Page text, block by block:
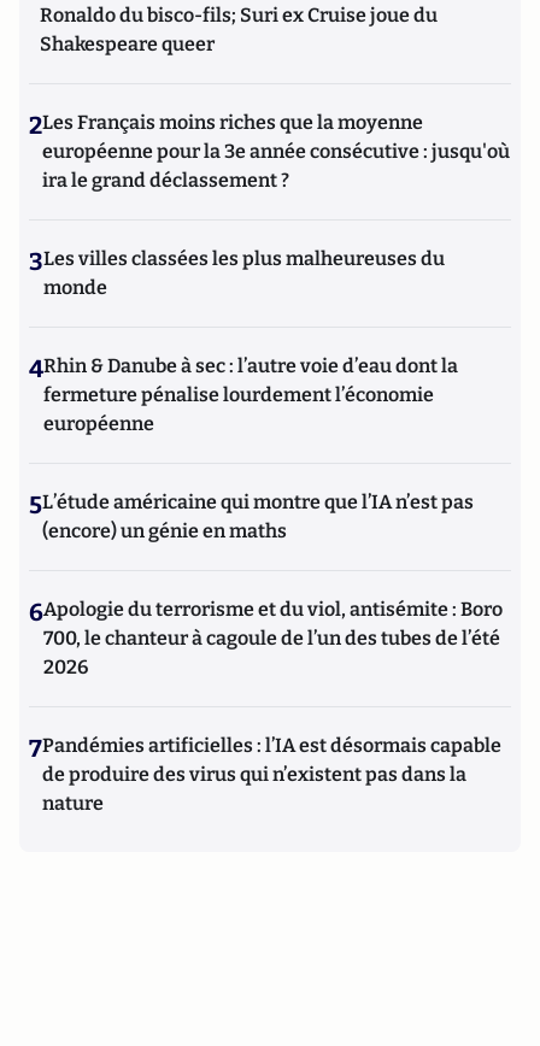
Ronaldo du bisco-fils; Suri ex Cruise joue du
Shakespeare queer
2Les Français moins riches que la moyenne
européenne pour la 3e année consécutive : jusqu'où
ira le grand déclassement ?
3Les villes classées les plus malheureuses du
monde
4Rhin & Danube à sec : l’autre voie d’eau dont la
fermeture pénalise lourdement l’économie
européenne
5L’étude américaine qui montre que l’IA n’est pas
(encore) un génie en maths
6Apologie du terrorisme et du viol, antisémite : Boro
700, le chanteur à cagoule de l’un des tubes de l’été
2026
7Pandémies artificielles : l’IA est désormais capable
de produire des virus qui n’existent pas dans la
nature